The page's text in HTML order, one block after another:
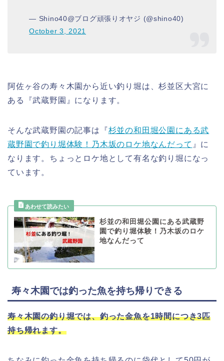
— Shino40@ブログ頑張りオヤジ (@shino40)
October 3, 2021
阿佐ヶ谷の寿々木園から近い釣り堀は、杉並区大宮に
ある『武蔵野園』になります。
そんな武蔵野園の記事は『杉並の和田堀公園にある武
蔵野園で釣り堀体験！乃木坂のロケ地なんだって 』に
なります。ちょっとロケ地として有名な釣り堀になっ
ています。
杉並の和田堀公園にある武蔵野
園で釣り堀体験！乃木坂のロケ
地なんだって
寿々木園では釣った魚を持ち帰りできる
寿々木園の釣り堀では、釣った金魚を1時間につき3匹
持ち帰れます。